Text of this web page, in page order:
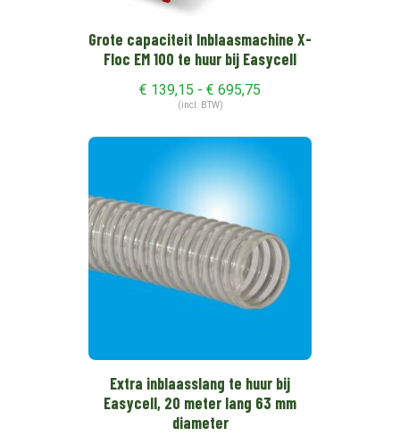
Grote capaciteit Inblaasmachine X-
Floc EM 100 te huur bij Easycell
€ 139,15 - € 695,75
€695,75
(incl. BTW)
Extra inblaasslang te huur bij
Easycell, 20 meter lang 63 mm
diameter